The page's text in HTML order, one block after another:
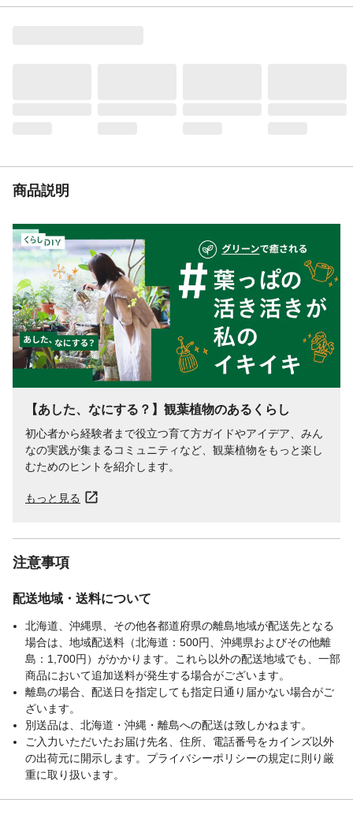
商品説明
【あした、なにする？】観葉植物のあるくらし
初心者から経験者まで役立つ育て方ガイドやアイデア、みん
なの実践が集まるコミュニティなど、観葉植物をもっと楽し
むためのヒントを紹介します。
もっと見る
注意事項
配送地域・送料について
北海道、沖縄県、その他各都道府県の離島地域が配送先となる
場合は、地域配送料（北海道：500円、沖縄県およびその他離
島：1,700円）がかかります。これら以外の配送地域でも、一部
商品において追加送料が発生する場合がございます。
離島の場合、配送日を指定しても指定日通り届かない場合がご
ざいます。
別送品は、北海道・沖縄・離島への配送は致しかねます。
ご入力いただいたお届け先名、住所、電話番号をカインズ以外
の出荷元に開示します。プライバシーポリシーの規定に則り厳
重に取り扱います。